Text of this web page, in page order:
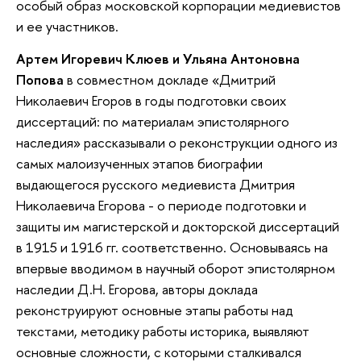
особый образ московской корпорации медиевистов
и ее участников.
Артем Игоревич Клюев и Ульяна Антоновна
Попова в совместном докладе «Дмитрий
Николаевич Егоров в годы подготовки своих
диссертаций: по материалам эпистолярного
наследия» рассказывали о реконструкции одного из
самых малоизученных этапов биографии
выдающегося русского медиевиста Дмитрия
Николаевича Егорова - о периоде подготовки и
защиты им магистерской и докторской диссертаций
в 1915 и 1916 гг. соответственно. Основываясь на
впервые вводимом в научный оборот эпистолярном
наследии Д.Н. Егорова, авторы доклада
реконструируют основные этапы работы над
текстами, методику работы историка, выявляют
основные сложности, с которыми сталкивался